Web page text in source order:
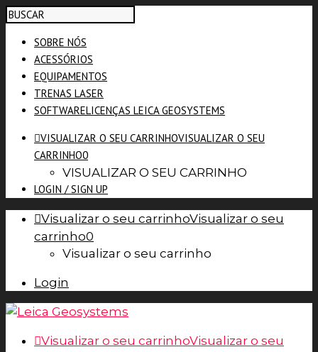
SOBRE NÓS
ACESSÓRIOS
EQUIPAMENTOS
TRENAS LASER
SOFTWARELICENÇAS LEICA GEOSYSTEMS
VISUALIZAR O SEU CARRINHOVISUALIZAR O SEU
CARRINHO0
VISUALIZAR O SEU CARRINHO
LOGIN / SIGN UP
Visualizar o seu carrinhoVisualizar o seu
carrinho0
Visualizar o seu carrinho
Login
Visualizar o seu carrinhoVisualizar o seu